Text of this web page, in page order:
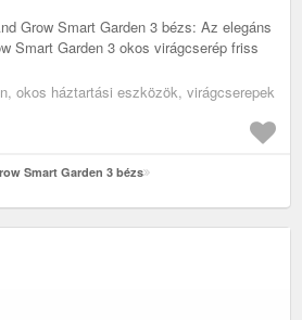
Grow Smart Garden 3 bézs: Az elegáns
Smart Garden 3 okos virágcserép friss
okos háztartási eszközök, virágcserepek
Smart Garden 3 bézs